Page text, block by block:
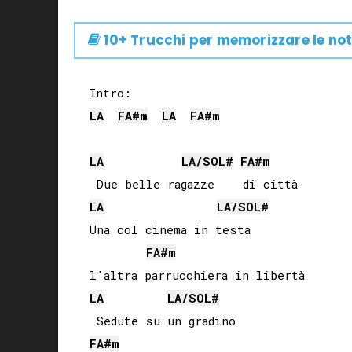
10+ Trucchi per memorizzare le
LA
FA#m LA FA#m
LA LA/SOL# FA#m
LA
LA/SOL#
Una col cinema in testa
FA#m
LA
LA/SOL#
FA#m